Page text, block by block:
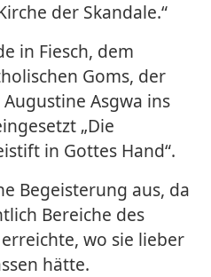
der Skandale.“
in Fiesch, dem
Goms, der
Asgwa ins
„Die
in Gottes Hand“.
Begeisterung aus, da
Bereiche des
wo sie lieber
hätte.